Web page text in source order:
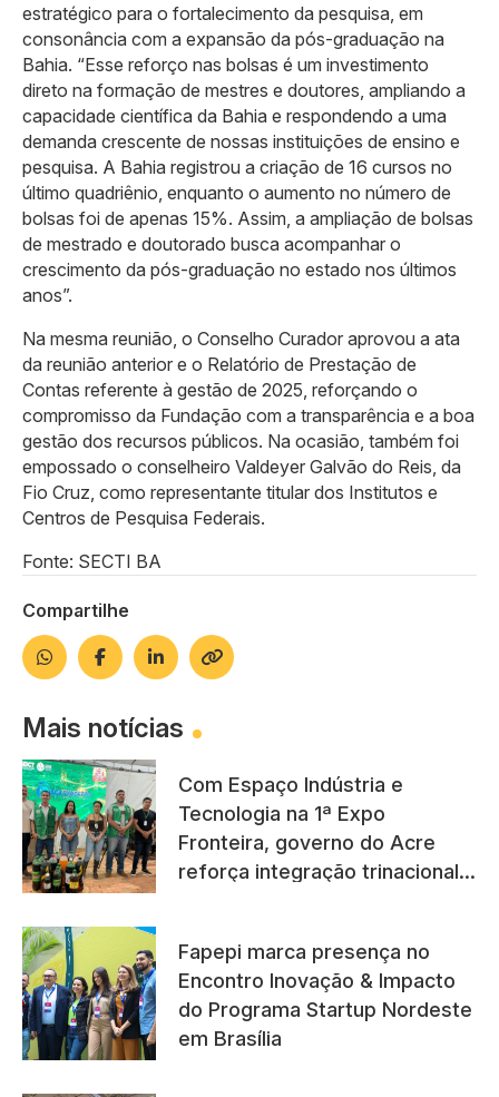
estratégico para o fortalecimento da pesquisa, em
consonância com a expansão da pós-graduação na
Bahia. “Esse reforço nas bolsas é um investimento
direto na formação de mestres e doutores, ampliando a
capacidade científica da Bahia e respondendo a uma
demanda crescente de nossas instituições de ensino e
pesquisa. A Bahia registrou a criação de 16 cursos no
último quadriênio, enquanto o aumento no número de
bolsas foi de apenas 15%. Assim, a ampliação de bolsas
de mestrado e doutorado busca acompanhar o
crescimento da pós-graduação no estado nos últimos
anos”.
Na mesma reunião, o Conselho Curador aprovou a ata
da reunião anterior e o Relatório de Prestação de
Contas referente à gestão de 2025, reforçando o
compromisso da Fundação com a transparência e a boa
gestão dos recursos públicos. Na ocasião, também foi
empossado o conselheiro Valdeyer Galvão do Reis, da
Fio Cruz, como representante titular dos Institutos e
Centros de Pesquisa Federais.
Fonte: SECTI BA
Compartilhe
Mais notícias
Com Espaço Indústria e
Tecnologia na 1ª Expo
Fronteira, governo do Acre
reforça integração trinacional
Fapepi marca presença no
Encontro Inovação & Impacto
do Programa Startup Nordeste
em Brasília